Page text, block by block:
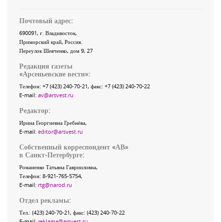
Почтовый адрес:
690091, г. Владивосток,
Приморский край, Россия
Переулок Шевченко, дом 9, 27
Редакция газеты
«Арсеньевские вести»:
Телефон: +7 (423) 240-70-21, факс: +7 (423) 240-70-22
E-mail: av@arsvest.ru
Редактор:
Ирина Георгиевна Гребнёва,
E-mail: editor@arsvest.ru
Собственный корреспондент «АВ»
в Санкт-Петербурге:
Романенко Татьяна Гаврииловна,
Телефон: 8-921-765-5754,
E-mail: rtg@narod.ru
Отдел рекламы:
Тел.: (423) 240-70-21, факс: (423) 240-70-22